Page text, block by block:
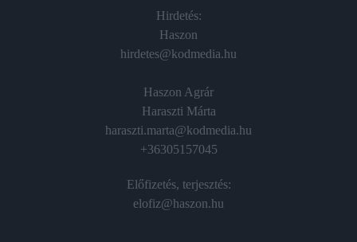
Hirdetés:
Haszon
hirdetes@kodmedia.hu
Haszon Agrár
Haraszti Márta
haraszti.marta@kodmedia.hu
+36305157045
Előfizetés, terjesztés:
elofiz@haszon.hu